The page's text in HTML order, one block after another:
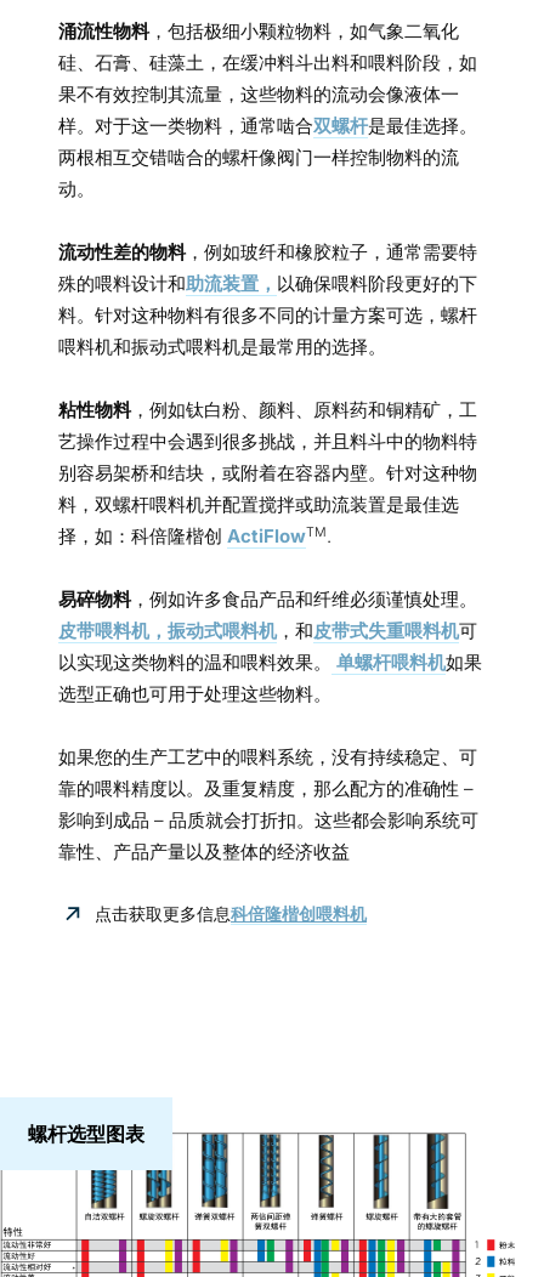
涌流性物料，包括极细小颗粒物料，如气象二氧化
硅、石膏、硅藻土，在缓冲料斗出料和喂料阶段，如
果不有效控制其流量，这些物料的流动会像液体一
样。对于这一类物料，通常啮合双螺杆是最佳选择。
两根相互交错啮合的螺杆像阀门一样控制物料的流
动。
流动性差的物料，例如玻纤和橡胶粒子，通常需要特
殊的喂料设计和助流装置， 以确保喂料阶段更好的下
料。针对这种物料有很多不同的计量方案可选，螺杆
喂料机和振动式喂料机是最常用的选择。
粘性物料，例如钛白粉、颜料、原料药和铜精矿，工
艺操作过程中会遇到很多挑战，并且料斗中的物料特
别容易架桥和结块，或附着在容器内壁。针对这种物
料，双螺杆喂料机并配置搅拌或助流装置是最佳选
择，如：科倍隆楷创 ActiFlowTM.
易碎物料，例如许多食品产品和纤维必须谨慎处理。
皮带喂料机， 振动式喂料机，和皮带式失重喂料机可
以实现这类物料的温和喂料效果。
单螺杆喂料机如果
选型正确也可用于处理这些物料。
如果您的生产工艺中的喂料系统，没有持续稳定、可
靠的喂料精度以。及重复精度，那么配方的准确性 –
影响到成品 – 品质就会打折扣。这些都会影响系统可
靠性、产品产量以及整体的经济收益
点击获取更多信息科倍隆楷创喂料机
螺杆选型图表